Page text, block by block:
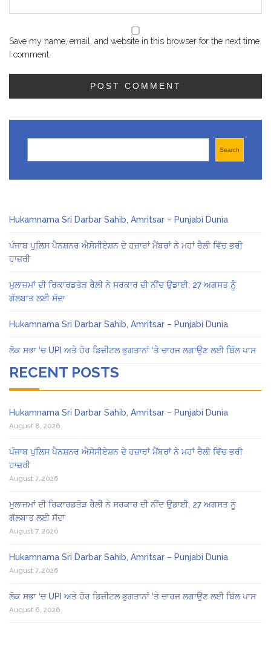
Save my name, email, and website in this browser for the next time
I comment.
Search
Hukamnama Sri Darbar Sahib, Amritsar – Punjabi Dunia
ਪੰਜਾਬ ਪੁਲਿਸ ਪੈਨਸ਼ਨਰ ਐਸੋਸੀਏਸ਼ਨ ਦੇ ਹਜ਼ਾਰਾਂ ਮੈਂਬਰਾਂ ਨੇ ਮਹਾਂ ਰੈਲੀ ਵਿੱਚ ਭਰੀ
ਹਾਜ਼ਰੀ
ਮੁਲਾਜ਼ਮਾਂ ਦੀ ਰਿਕਾਰਡਤੋੜ ਰੈਲੀ ਨੇ ਸਰਕਾਰ ਦੀ ਨੀਂਦ ਉਡਾਈ; 27 ਅਗਸਤ ਨੂੰ
ਗੱਲਬਾਤ ਲਈ ਸੱਦਾ
Hukamnama Sri Darbar Sahib, Amritsar – Punjabi Dunia
ਲੋਕ ਸਭਾ ‘ਚ UPI ਅਤੇ ਹੋਰ ਡਿਜ਼ੀਟਲ ਭੁਗਤਾਨਾਂ ‘ਤੇ ਚਾਰਜ ਲਗਾਉਣ ਲਈ ਬਿੱਲ ਪਾਸ
RECENT POSTS
Hukamnama Sri Darbar Sahib, Amritsar – Punjabi Dunia
August 8, 2026
ਪੰਜਾਬ ਪੁਲਿਸ ਪੈਨਸ਼ਨਰ ਐਸੋਸੀਏਸ਼ਨ ਦੇ ਹਜ਼ਾਰਾਂ ਮੈਂਬਰਾਂ ਨੇ ਮਹਾਂ ਰੈਲੀ ਵਿੱਚ ਭਰੀ
ਹਾਜ਼ਰੀ
August 7, 2026
ਮੁਲਾਜ਼ਮਾਂ ਦੀ ਰਿਕਾਰਡਤੋੜ ਰੈਲੀ ਨੇ ਸਰਕਾਰ ਦੀ ਨੀਂਦ ਉਡਾਈ; 27 ਅਗਸਤ ਨੂੰ
ਗੱਲਬਾਤ ਲਈ ਸੱਦਾ
August 7, 2026
Hukamnama Sri Darbar Sahib, Amritsar – Punjabi Dunia
August 7, 2026
ਲੋਕ ਸਭਾ ‘ਚ UPI ਅਤੇ ਹੋਰ ਡਿਜ਼ੀਟਲ ਭੁਗਤਾਨਾਂ ‘ਤੇ ਚਾਰਜ ਲਗਾਉਣ ਲਈ ਬਿੱਲ ਪਾਸ
August 6, 2026